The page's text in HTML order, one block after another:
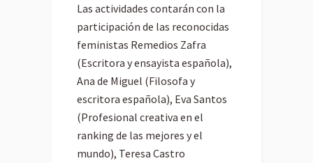
Las actividades contarán con la
participación de las reconocidas
feministas Remedios Zafra
(Escritora y ensayista española),
Ana de Miguel (Filosofa y
escritora española), Eva Santos
(Profesional creativa en el
ranking de las mejores y el
mundo), Teresa Castro